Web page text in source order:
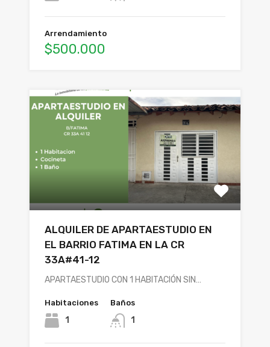
Arrendamiento
$500.000
ALQUILER DE APARTAESTUDIO EN
EL BARRIO FATIMA EN LA CR
33A#41-12
APARTAESTUDIO CON 1 HABITACIÓN SIN…
Habitaciones
1
Baños
1